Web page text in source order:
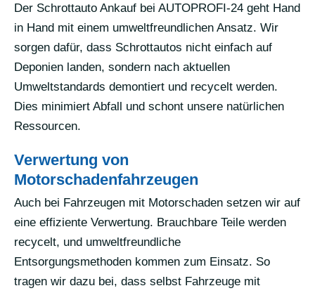
Der Schrottauto Ankauf bei AUTOPROFI-24 geht Hand
in Hand mit einem umweltfreundlichen Ansatz. Wir
sorgen dafür, dass Schrottautos nicht einfach auf
Deponien landen, sondern nach aktuellen
Umweltstandards demontiert und recycelt werden.
Dies minimiert Abfall und schont unsere natürlichen
Ressourcen.
Verwertung von
Motorschadenfahrzeugen
Auch bei Fahrzeugen mit Motorschaden setzen wir auf
eine effiziente Verwertung. Brauchbare Teile werden
recycelt, und umweltfreundliche
Entsorgungsmethoden kommen zum Einsatz. So
tragen wir dazu bei, dass selbst Fahrzeuge mit